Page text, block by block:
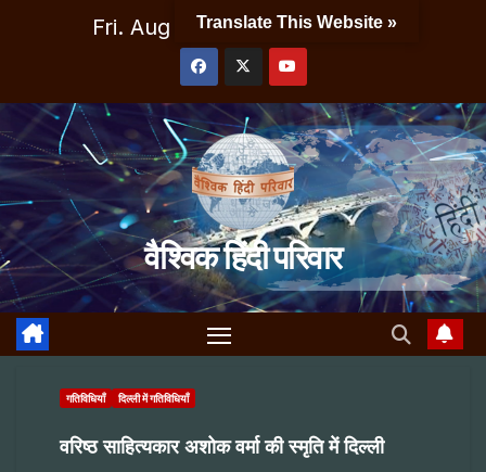
Fri. Aug 7th, 2026 9:16:10 PM
वैश्विक हिंदी परिवार
गतिविधियाँ दिल्ली में गतिविधियाँ
वरिष्ठ साहित्यकार अशोक वर्मा की स्मृति में दिल्ली
Translate This Website »